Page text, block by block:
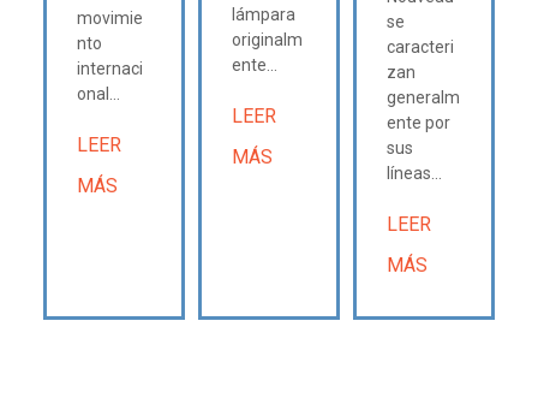
movimie
nto
internaci
onal...
LEER
MÁS
lámpara
originalm
ente...
LEER
MÁS
se
caracteri
zan
generalm
ente por
sus
líneas...
LEER
MÁS